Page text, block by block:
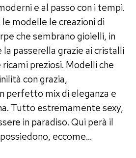
e al passo con i tempi.
modelle le creazioni di
che sembrano gioielli, in
passerella grazie ai cristalli
preziosi. Modelli che
con grazia,
perfetto mix di eleganza e
Tutto estremamente sexy,
in paradiso. Qui perà il
eccome…